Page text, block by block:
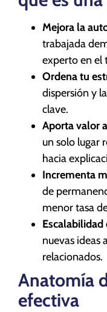
Mejora la
trabajada
experto en el
Ordena tu
dispersión y
clave.
Aporta valor
un solo lugar
hacia
Incrementa
de
menor tasa
nuevas ideas
relacionados.
Anatomía
efectiva